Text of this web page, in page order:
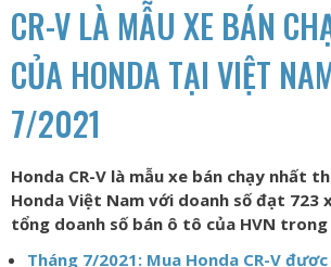
CR-V LÀ MẪU XE BÁN
CỦA HONDA TẠI VIỆT
7/2021
Honda CR-V là mẫu xe bán chạy nhất
Honda Việt Nam với doanh số đạt 723
tổng doanh số bán ô tô của HVN
Tháng 7/2021: Mua Honda CR-V